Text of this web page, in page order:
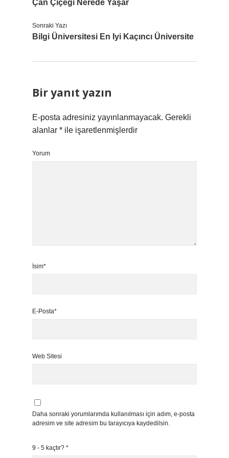
Çan Çiçeği Nerede Yaşar
Sonraki Yazı
Bilgi Üniversitesi En Iyi Kaçıncı Üniversite
Bir yanıt yazın
E-posta adresiniz yayınlanmayacak. Gerekli
alanlar * ile işaretlenmişlerdir
Yorum
İsim*
E-Posta*
Web Sitesi
Daha sonraki yorumlarımda kullanılması için adım, e-posta
adresim ve site adresim bu tarayıcıya kaydedilsin.
9 - 5 kaçtır? *